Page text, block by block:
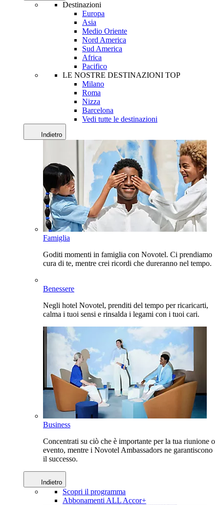
Destinazioni
Europa
Asia
Medio Oriente
Nord America
Sud America
Africa
Pacifico
LE NOSTRE DESTINAZIONI TOP
Milano
Roma
Nizza
Barcelona
Vedi tutte le destinazioni
Indietro
Famiglia
Goditi momenti in famiglia con Novotel. Ci prendiamo
cura di te, mentre crei ricordi che dureranno nel tempo.
Benessere
Negli hotel Novotel, prenditi del tempo per ricaricarti,
calma i tuoi sensi e rinsalda i legami con i tuoi cari.
Business
Concentrati su ciò che è importante per la tua riunione o
evento, mentre i Novotel Ambassadors ne garantiscono
il successo.
Indietro
Scopri il programma
Abbonamenti ALL Accor+